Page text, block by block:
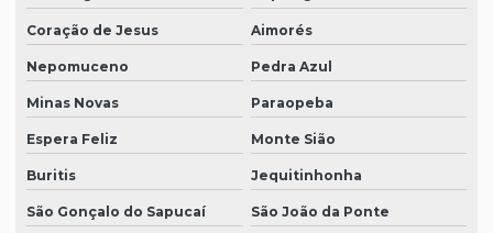
Coração de Jesus Aimorés
Nepomuceno Pedra Azul
Minas Novas Paraopeba
Espera Feliz Monte Sião
Buritis Jequitinhonha
São Gonçalo do Sapucaí São João da Ponte